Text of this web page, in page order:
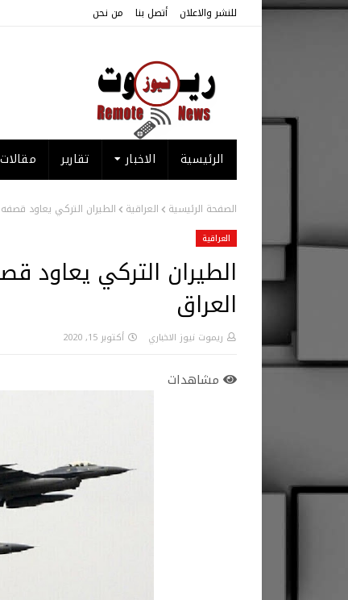
للنشر والاعلان أتصل بنا من نحن
الرئيسية الاخبار تقارير
الصفحة الرئيسية العراقية الطيران التركي يعاود
العراقية
الطيران التركي
العراق
ريموت نيوز الاخباري أكتوبر 15, 2020
مشاهدات